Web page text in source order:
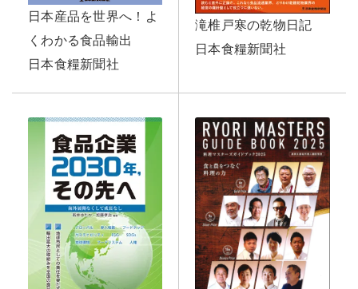
日本産品を世界へ！よ
くわかる食品輸出
日本食糧新聞社
滝椎戸寒の乾物日記
日本食糧新聞社